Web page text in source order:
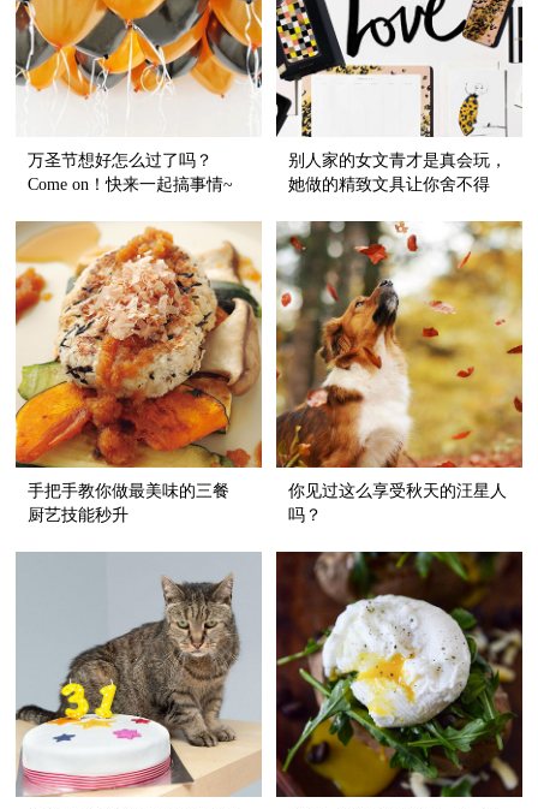
万圣节想好怎么过了吗？
Come on！快来一起搞事情~
别人家的女文青才是真会玩，
她做的精致文具让你舍不得
手把手教你做最美味的三餐
厨艺技能秒升
你见过这么享受秋天的汪星人
吗？